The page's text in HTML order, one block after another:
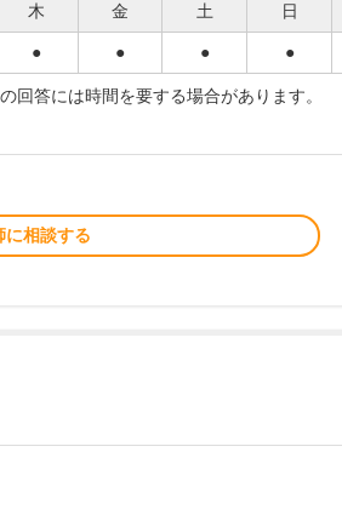
木 金 土 日
● ● ● ●
答には時間を要する場合があります。
に相談する